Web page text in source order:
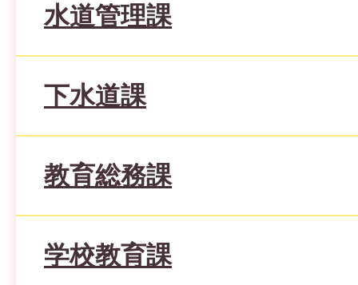
水道管理課
下水道課
教育総務課
学校教育課